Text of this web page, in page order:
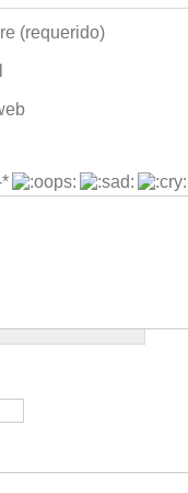
(requerido)